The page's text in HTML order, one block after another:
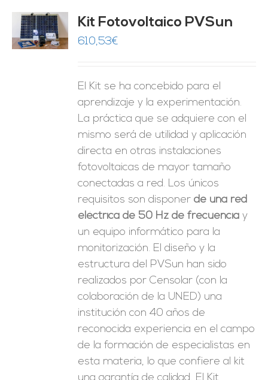
Kit Fotovoltaico PVSun
610,53€
El Kit se ha concebido para el
aprendizaje y la experimentación.
La práctica que se adquiere con el
mismo será de utilidad y aplicación
directa en otras instalaciones
fotovoltaicas de mayor tamaño
conectadas a red. Los únicos
requisitos son disponerde una red
eléctrica de 50 Hz de frecuencia y
un equipo informático para la
monitorización. El diseño y la
estructura del PVSun han sido
realizados por Censolar (con la
colaboración de la UNED) una
institución con 40 años de
reconocida experiencia en el campo
de la formación de especialistas en
esta materia, lo que confiere al kit